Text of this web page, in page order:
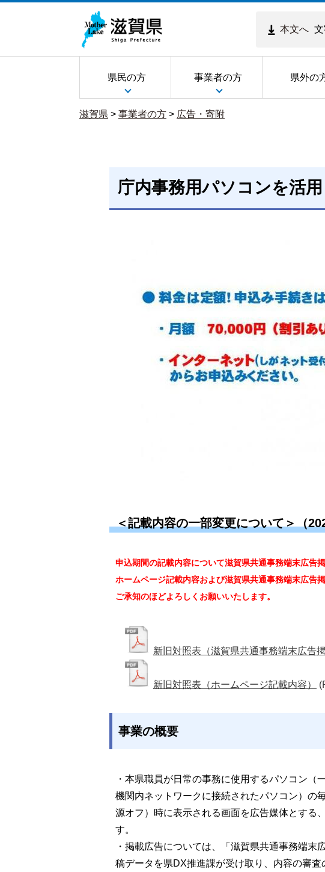
本文へ
県民の方 事業者の方 県外の
滋賀県 > 事業者の方 > 広告・寄附
庁内事務用パソコンを活
＜記載内容の一部変更について＞（
申込期間の記載内容について滋賀県共通事務端末広告
ホームページ記載内容および滋賀県共通事務端末広告
ご承知のほどよろしくお願いいたします。
新旧対照表（滋賀県共通事務端末広告
新旧対照表（ホームページ記載内容）
事業の概要
・本県職員が日常の事務に使用するパソコン
機関内ネットワークに接続されたパソコン）の
源オフ）時に表示される画面を広告媒体とする
す。
・掲載広告については、「滋賀県共通事務端
稿データを県DX推進課が受け取り、内容の審